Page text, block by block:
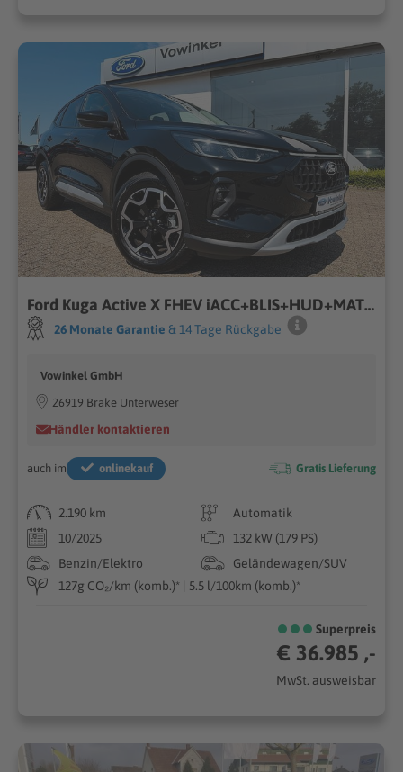
Ford Kuga Active X FHEV iACC+BLIS+HUD+MATRIX+Allwrr
26 Monate Garantie & 14 Tage Rückgabe
Vowinkel GmbH
26919 Brake Unterweser
Händler kontaktieren
auch im onlinekauf Gratis Lieferung
2.190 km
Automatik
10/2025
132 kW (179 PS)
Benzin/Elektro
Geländewagen/SUV
127g CO₂/km (komb.)* | 5.5 l/100km (komb.)*
Superpreis
€ 36.985 ,-
MwSt. ausweisbar